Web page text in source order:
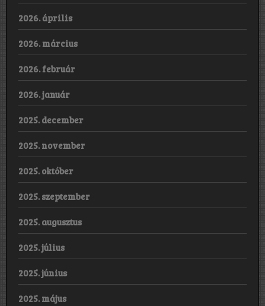
2026. április
2026. március
2026. február
2026. január
2025. december
2025. november
2025. október
2025. szeptember
2025. augusztus
2025. július
2025. június
2025. május